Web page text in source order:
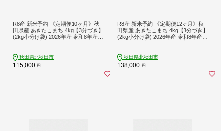
R8産 新米予約 《定期便10ヶ月》秋
田県産 あきたこまち 4kg【3分づき】
(2kg小分け袋) 2026年産 令和8年産
きたこまち 米どころ 東北 北秋田市
定期便 毎月お届け]
秋田県北秋田市
115,000 円
R8産 新米予約 《定期便12ヶ月》秋
田県産 あきたこまち 4kg【3分づき】
(2kg小分け袋) 2026年産 令和8年産
きたこまち 米どころ 東北 北秋田市
定期便 毎月お届け]
秋田県北秋田市
138,000 円